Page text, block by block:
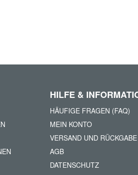
HILFE &
HÄUFIGE FRAGEN (FAQ)
MEIN KONTO
VERSAND UND RÜCKGABE
AGB
DATENSCHUTZ